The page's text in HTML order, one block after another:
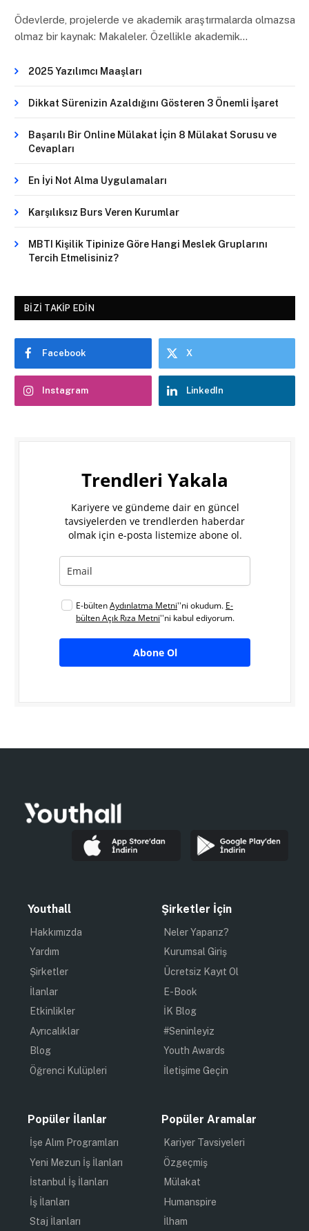
Ödevlerde, projelerde ve akademik araştırmalarda olmazsa
olmaz bir kaynak: Makaleler. Özellikle akademik…
2025 Yazılımcı Maaşları
Dikkat Sürenizin Azaldığını Gösteren 3 Önemli İşaret
Başarılı Bir Online Mülakat İçin 8 Mülakat Sorusu ve
Cevapları
En İyi Not Alma Uygulamaları
Karşılıksız Burs Veren Kurumlar
MBTI Kişilik Tipinize Göre Hangi Meslek Gruplarını
Tercih Etmelisiniz?
BIZI TAKIP EDIN
Facebook X
Instagram LinkedIn
Trendleri Yakala
Kariyere ve gündeme dair en güncel
tavsiyelerden ve trendlerden haberdar
olmak için e-posta listemize abone ol.
E-bültenAydınlatma Metni''ni okudum. E-
bülten Açık Rıza Metni''ni kabul ediyorum.
Abone Ol
Youthall
Hakkımızda
Yardım
Şirketler
İlanlar
Etkinlikler
Ayrıcalıklar
Blog
Öğrenci Kulüpleri
Şirketler İçin
Neler Yaparız?
Kurumsal Giriş
Ücretsiz Kayıt Ol
E-Book
İK Blog
#Seninleyiz
Youth Awards
İletişime Geçin
Popüler İlanlar
İşe Alım Programları
Yeni Mezun İş İlanları
İstanbul İş İlanları
İş İlanları
Staj İlanları
Popüler Aramalar
Kariyer Tavsiyeleri
Özgeçmiş
Mülakat
Humanspire
İlham